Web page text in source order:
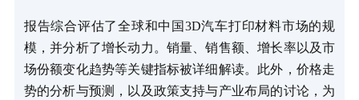
报告综合评估了全球和中国3D汽车打印材料市场的规
模，并分析了增长动力。销量、销售额、增长率以及市
场份额变化趋势等关键指标被详细解读。此外，价格走
势的分析与预测，以及政策支持与产业布局的讨论，为